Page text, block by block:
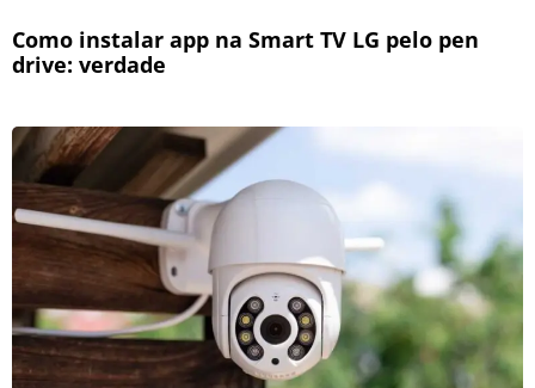
Como instalar app na Smart TV LG pelo pen
drive: verdade